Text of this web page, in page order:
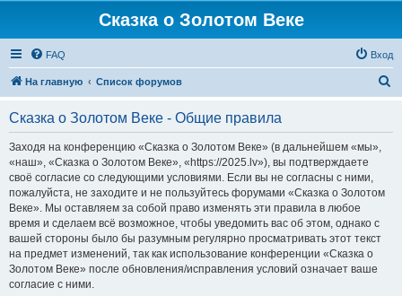
Сказка о Золотом Веке
FAQ Вход
На главную Список форумов
Сказка о Золотом Веке - Общие правила
Заходя на конференцию «Сказка о Золотом Веке» (в дальнейшем «мы»,
«наш», «Сказка о Золотом Веке», «https://2025.lv»), вы подтверждаете
своё согласие со следующими условиями. Если вы не согласны с ними,
пожалуйста, не заходите и не пользуйтесь форумами «Сказка о Золотом
Веке». Мы оставляем за собой право изменять эти правила в любое
время и сделаем всё возможное, чтобы уведомить вас об этом, однако с
вашей стороны было бы разумным регулярно просматривать этот текст
на предмет изменений, так как использование конференции «Сказка о
Золотом Веке» после обновления/исправления условий означает ваше
согласие с ними.